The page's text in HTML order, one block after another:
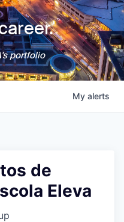
portfolio
My alerts
de
Eleva